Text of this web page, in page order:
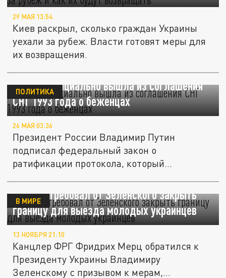
29 МАЯ 13:54
Киев раскрыл, сколько граждан Украины
уехали за рубеж. Власти готовят меры для
их возвращения.
Россия официально вышла из соглашения
СНГ 1993 года о беженцах
ПОЛИТИКА
26 МАЯ 03:36
Президент России Владимир Путин
подписал федеральный закон о
ратификации протокола, который
Мерц потребовал от Зеленского закрыть
границу для выезда молодых украинцев
В МИРЕ
13 НОЯБРЯ 21:10
Канцлер ФРГ Фридрих Мерц обратился к
Президенту Украины Владимиру
Зеленскому с призывом к мерам,